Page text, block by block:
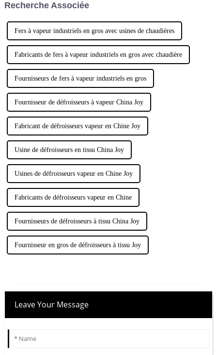
indispensable.
Recherche Associée
Fers à vapeur industriels en gros avec usines de chaudières
Fabricants de fers à vapeur industriels en gros avec chaudière
Fournisseurs de fers à vapeur industriels en gros
Fournisseur de défroisseurs à vapeur China Joy
Fabricant de défroisseurs vapeur en Chine Joy
Usine de défroisseurs en tissu China Joy
Usines de défroisseurs vapeur en Chine Joy
Fabricants de défroisseurs vapeur en Chine
Fournisseurs de défroisseurs à tissu China Joy
Fournisseur en gros de défroisseurs à tissu Joy
Leave Your Message